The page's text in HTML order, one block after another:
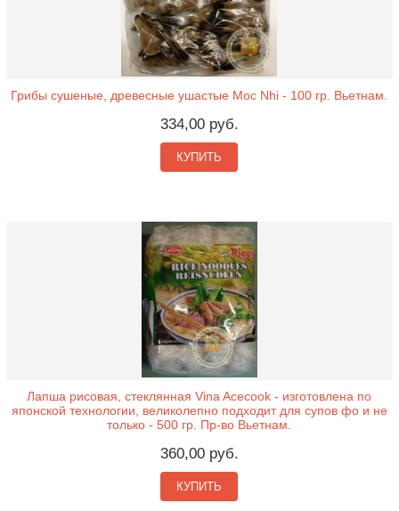
Грибы сушеные, древесные ушастые Moc Nhi - 100 гр. Вьетнам.
334,00 руб.
КУПИТЬ
Лапша рисовая, стеклянная Vina Acecook - изготовлена по
японской технологии, великолепно подходит для супов фо и не
только - 500 гр. Пр-во Вьетнам.
360,00 руб.
КУПИТЬ